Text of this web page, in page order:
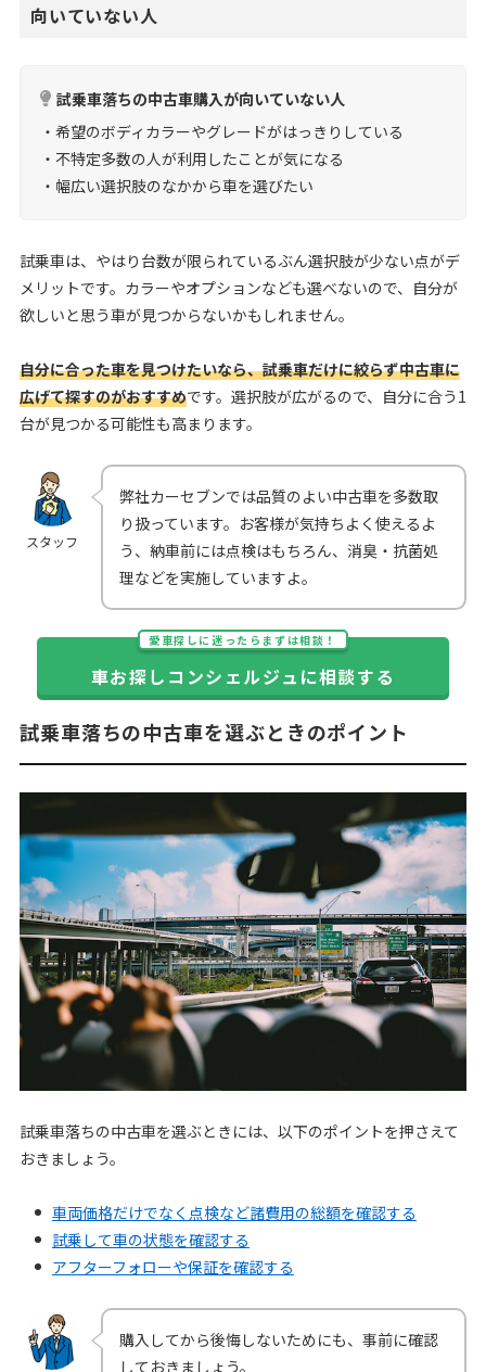
向いていない人
試乗車落ちの中古車購入が向いていない人
・希望のボディカラーやグレードがはっきりしている
・不特定多数の人が利用したことが気になる
・幅広い選択肢のなかから車を選びたい
試乗車は、やはり台数が限られているぶん選択肢が少ない点がデ
メリットです。カラーやオプションなども選べないので、自分が
欲しいと思う車が見つからないかもしれません。
自分に合った車を見つけたいなら、試乗車だけに絞らず中古車に
広げて探すのがおすすめです。選択肢が広がるので、自分に合う1
台が見つかる可能性も高まります。
スタッフ
弊社カーセブンでは品質のよい中古車を多数取
り扱っています。お客様が気持ちよく使えるよ
う、納車前には点検はもちろん、消臭・抗菌処
理などを実施していますよ。
愛車探しに迷ったらまずは相談！
車お探しコンシェルジュに相談する
試乗車落ちの中古車を選ぶときのポイント
試乗車落ちの中古車を選ぶときには、以下のポイントを押さえて
おきましょう。
車両価格だけでなく点検など諸費用の総額を確認する
試乗して車の状態を確認する
アフターフォローや保証を確認する
購入してから後悔しないためにも、事前に確認
しておきましょう。